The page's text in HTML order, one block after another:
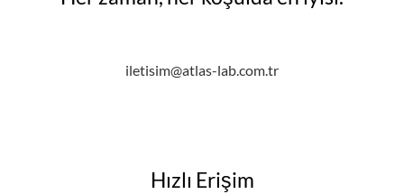
iletisim@atlas-lab.com.tr
Hızlı Erişim